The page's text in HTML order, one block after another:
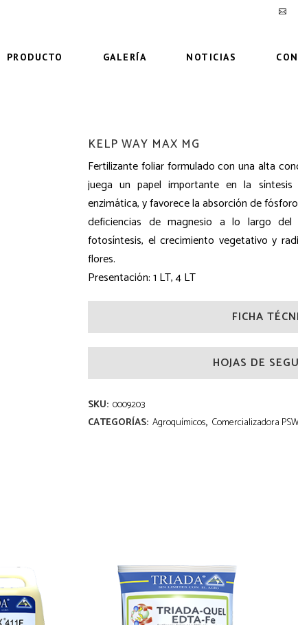
PRODUCTO GALERÍA NOTICIAS
KELP WAY MAX MG
Fertilizante foliar formulado con una alta
juega un papel importante en la
enzimática, y favorece la absorción de
deficiencias de magnesio a lo largo del
fotosíntesis, el crecimiento vegetativo y
flores.
Presentación: 1 LT, 4 LT
FICHA
HOJAS DE
SKU: 0009203
CATEGORÍAS: Agroquímicos, Comercializadora